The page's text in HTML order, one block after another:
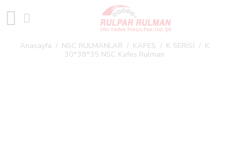
Anasayfa / NSC RULMANLAR / KAFES / K SERİSİ / K
30*38*35 NSC Kafes Rulman